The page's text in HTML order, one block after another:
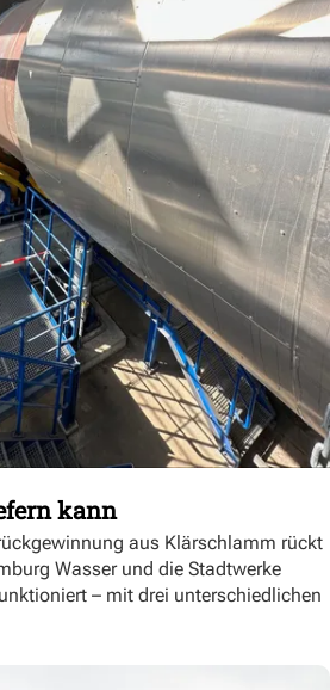
kann
aus Klärschlamm rückt
Wasser und die Stadtwerke
– mit drei unterschiedlichen